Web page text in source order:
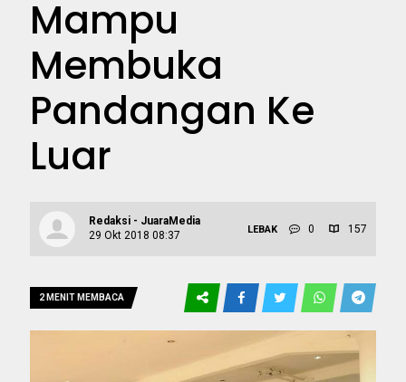
Mampu
Membuka
Pandangan Ke
Luar
Redaksi - JuaraMedia
29 Okt 2018 08:37
LEBAK 0 157
2 MENIT MEMBACA